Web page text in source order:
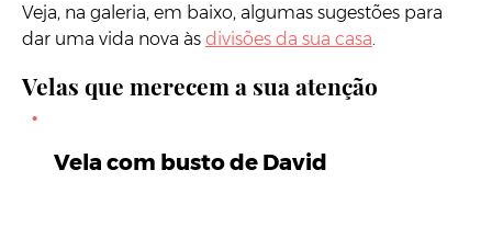
Veja, na galeria, em baixo, algumas sugestões para
dar uma vida nova às divisões da sua casa.
Velas que merecem a sua atenção
Vela com busto de David